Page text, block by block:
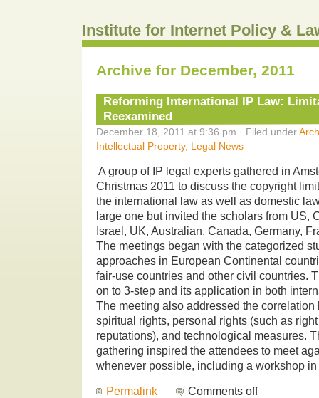
Institute for Internet Policy &
Archive for December, 2011
Reforming International IP Law:
Reexamined
December 18, 2011 at 9:36 pm · Filed under
Intellectual Property, Legal News
A group of IP legal experts gathered in
Christmas 2011 to discuss the copyright
the international law as well as domestic
large one but invited the scholars from US,
Israel, UK, Australian, Canada, Germany,
The meetings began with the categorized
approaches in European Continental
fair-use countries and other civil countries.
on to 3-step and its application in both
The meeting also addressed the
spiritual rights, personal rights (such as
reputations), and technological measures.
gathering inspired the attendees to meet
whenever possible, including a workshop
Permalink Comments off